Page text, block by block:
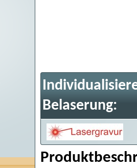
Belaserung: